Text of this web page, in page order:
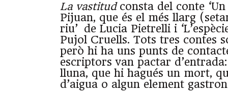
La vastitudconsta del conte ‘Un
Pijuan, que és el més llarg
riu’ de Lucia Pietrelli i
Pujol Cruells. Tots tres contes
però hi ha uns punts de
escriptors van pactar
lluna, que hi hagués un mort,
d’aigua o algun element